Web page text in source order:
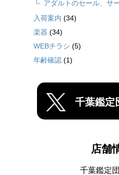
アダルトのセール、サ
入荷案内 (34)
楽器 (34)
WEBチラシ (5)
年齢確認 (1)
千葉鑑定
店舗
千葉鑑定